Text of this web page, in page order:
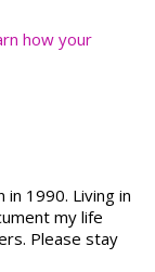
how your
in 1990. Living in
my life
Please stay